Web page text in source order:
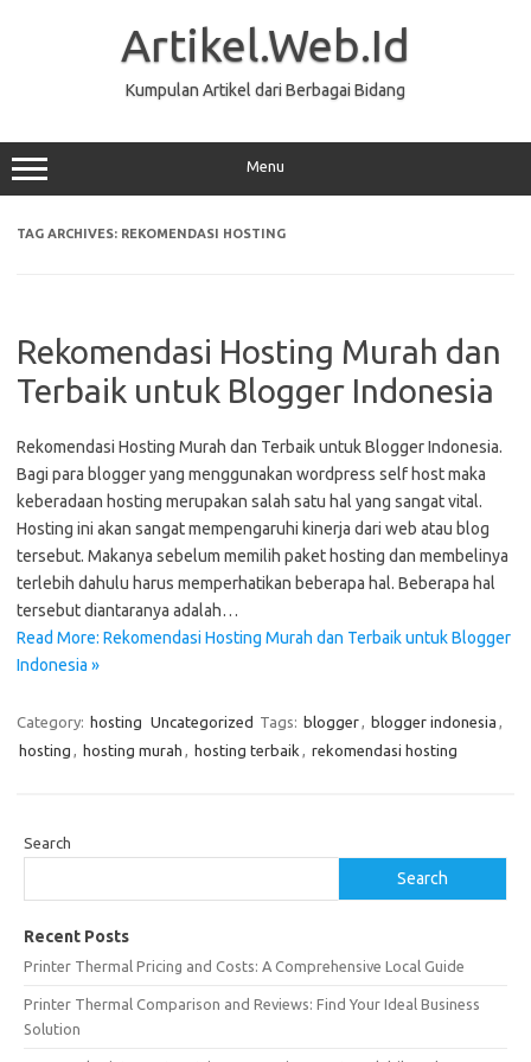
Artikel.Web.Id
Kumpulan Artikel dari Berbagai Bidang
Menu
TAG ARCHIVES: REKOMENDASI HOSTING
Rekomendasi Hosting Murah dan
Terbaik untuk Blogger Indonesia
Rekomendasi Hosting Murah dan Terbaik untuk Blogger Indonesia.
Bagi para blogger yang menggunakan wordpress self host maka
keberadaan hosting merupakan salah satu hal yang sangat vital.
Hosting ini akan sangat mempengaruhi kinerja dari web atau blog
tersebut. Makanya sebelum memilih paket hosting dan membelinya
terlebih dahulu harus memperhatikan beberapa hal. Beberapa hal
tersebut diantaranya adalah…
Read More: Rekomendasi Hosting Murah dan Terbaik untuk Blogger
Indonesia »
Category: hosting Uncategorized Tags: blogger, blogger indonesia ,
hosting , hosting murah , hosting terbaik , rekomendasi hosting
Search
Search
Recent Posts
Printer Thermal Pricing and Costs: A Comprehensive Local Guide
Printer Thermal Comparison and Reviews: Find Your Ideal Business
Solution